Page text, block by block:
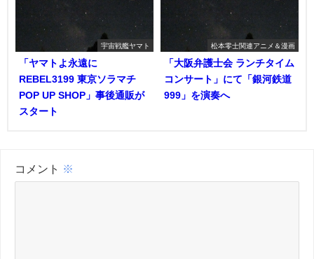
宇宙戦艦ヤマト
「ヤマトよ永遠に
REBEL3199 東京ソラマチ
POP UP SHOP」事後通販が
スタート
松本零士関連アニメ＆漫画
「大阪弁護士会 ランチタイム
コンサート」にて「銀河鉄道
999」を演奏へ
コメント ※